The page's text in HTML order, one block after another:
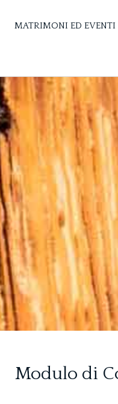
MATRIMONI ED EVENTI
Modulo di